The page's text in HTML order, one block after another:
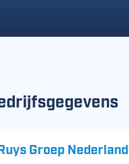
Groep Nederland